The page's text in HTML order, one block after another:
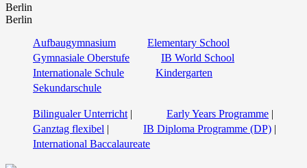
Berlin
Berlin
Aufbaugymnasium
Elementary School
Gymnasiale Oberstufe
IB World School
Internationale Schule
Kindergarten
Sekundarschule
Bilingualer Unterricht | Early Years Programme |
Ganztag flexibel | IB Diploma Programme (DP) |
International Baccalaureate